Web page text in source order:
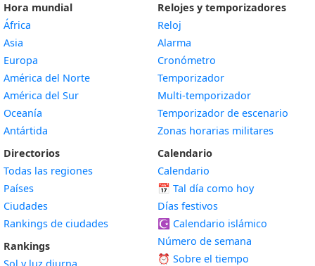
Hora mundial
África
Asia
Europa
América del Norte
América del Sur
Oceanía
Antártida
Directorios
Todas las regiones
Países
Ciudades
Rankings de ciudades
Rankings
Relojes y temporizadores
Reloj
Alarma
Cronómetro
Temporizador
Multi-temporizador
Temporizador de escenario
Zonas horarias militares
Calendario
Calendario
📅 Tal día como hoy
Días festivos
☪️ Calendario islámico
Número de semana
⏰ Sobre el tiempo